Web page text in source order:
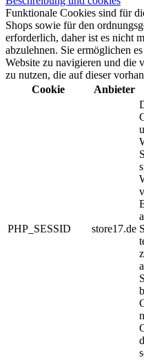
Funktionale Cookies sind für
Shops sowie für den
erforderlich, daher ist es nicht
abzulehnen. Sie ermöglichen
Website zu navigieren und die
zu nutzen, die auf dieser
Cookie
Anbieter
PHP_SESSID store17.de